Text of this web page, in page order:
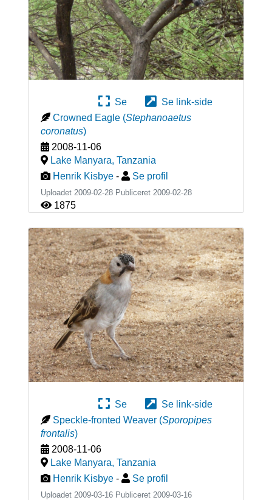
Se
Se link-side
Crowned Eagle (Stephanoaetus
coronatus)
2008-11-06
Lake Manyara, Tanzania
Henrik Kisbye - Se profil
Uploadet 2009-02-28 Publiceret 2009-02-28
1875
Se
Se link-side
Speckle-fronted Weaver (Sporopipes
frontalis)
2008-11-06
Lake Manyara, Tanzania
Henrik Kisbye - Se profil
Uploadet 2009-03-16 Publiceret 2009-03-16